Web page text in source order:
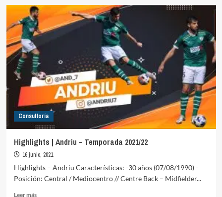
Highlights
|
Dani
Oliva
Temporada
2021/22
Consultoría
Highlights | Andriu – Temporada 2021/22
16 junio, 2021
Highlights – Andriu Características: -30 años (07/08/1990) -
Posición: Central / Mediocentro // Centre Back – Midfielder...
Leer másLeer